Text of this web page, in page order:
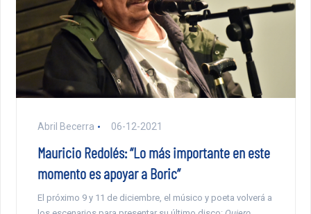
Abril Becerra 06-12-2021
Mauricio Redolés: “Lo más importante en este
momento es apoyar a Boric”
El próximo 9 y 11 de diciembre, el músico y poeta volverá a